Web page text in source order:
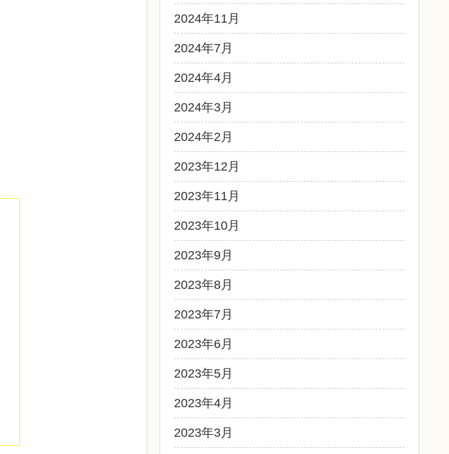
2024年11月
2024年7月
2024年4月
2024年3月
2024年2月
2023年12月
2023年11月
2023年10月
2023年9月
2023年8月
2023年7月
2023年6月
2023年5月
2023年4月
2023年3月